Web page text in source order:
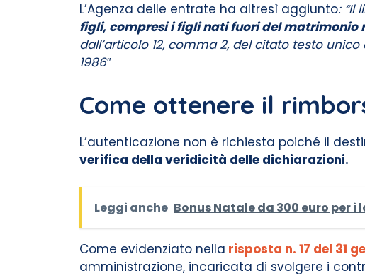
L’Agenza delle entrate ha altresì aggiunto: “Il
figli, compresi i figli nati fuori del
dall’articolo 12, comma 2, del citato testo
1986″
Come ottenere il
L’autenticazione non è richiesta poiché il
verifica della veridicità delle dichiarazioni.
Leggi anche Bonus Natale da 300 euro per
Come evidenziato nella risposta n. 17 del 31
amministrazione, incaricata di svolgere i